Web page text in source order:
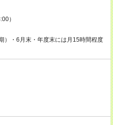
）
）・6月末・年度末には月15時間程度